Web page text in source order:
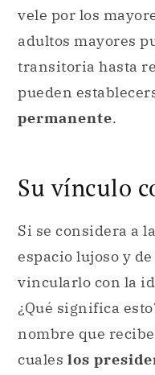
vele por los
adultos mayores
transitoria hasta
pueden
permanente.
Su vínculo
Si se considera a
espacio lujoso y
vincularlo con la
¿Qué significa
nombre que
cuales los